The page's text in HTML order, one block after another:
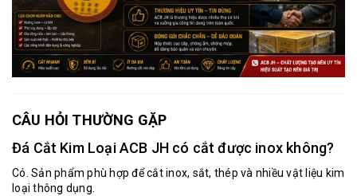
CÂU HỎI THƯỜNG GẶP
Đá Cắt Kim Loại ACB JH có cắt được inox không?
Có. Sản phẩm phù hợp để cắt inox, sắt, thép và nhiều vật liệu kim
loại thông dụng.